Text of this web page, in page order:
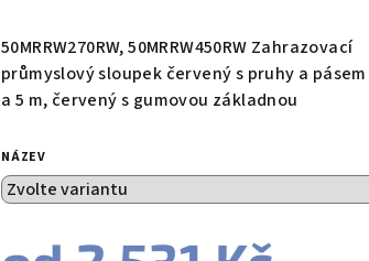
50MRRW270RW, 50MRRW450RW Zahrazovací
průmyslový sloupek červený s pruhy a
a 5 m, červený s gumovou základnou
NÁZEV